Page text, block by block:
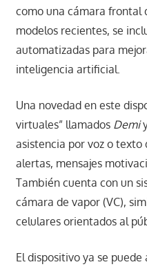
como una cámara frontal
modelos recientes, se
automatizadas para
inteligencia artificial.
Una novedad en este
virtuales” llamados Demi
asistencia por voz o
alertas, mensajes
También cuenta con un
cámara de vapor (VC),
celulares orientados al
El dispositivo ya se